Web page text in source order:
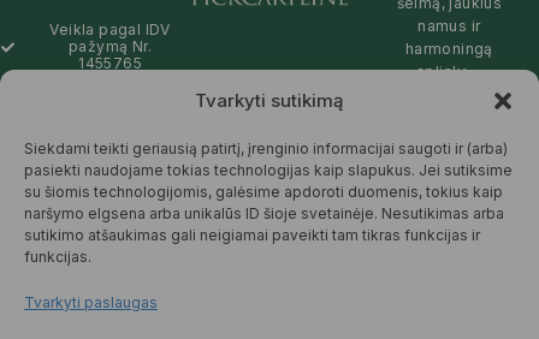
Tvarkyti sutikimą
Siekdami teikti geriausią patirtį, įrenginio informacijai saugoti ir (arba)
pasiekti naudojame tokias technologijas kaip slapukus. Jei sutiksime
su šiomis technologijomis, galėsime apdoroti duomenis, tokius kaip
naršymo elgsena arba unikalūs ID šioje svetainėje. Nesutikimas arba
sutikimo atšaukimas gali neigiamai paveikti tam tikras funkcijas ir
funkcijas.
Tvarkyti paslaugas
Veikla pagal IDV
pažymą Nr.
1455765
09:00 - 19:00
namus ir
harmoningą
aplinką –
draugiškos tiek
Jums, tiek
gamtai.
DAUGIAU